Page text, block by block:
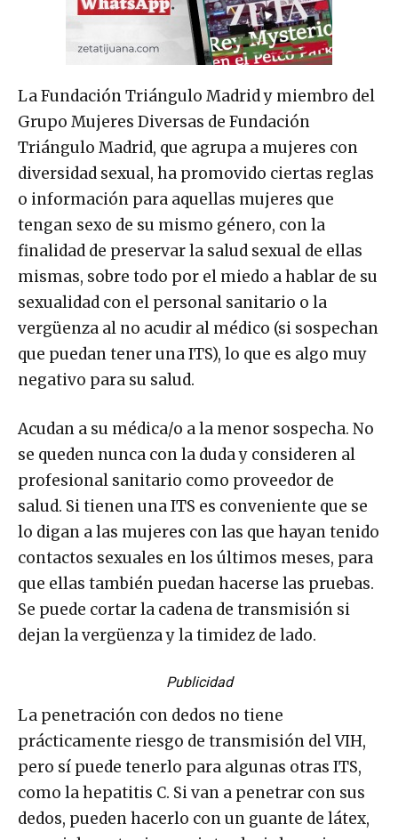
La Fundación Triángulo Madrid y miembro del
Grupo Mujeres Diversas de Fundación
Triángulo Madrid, que agrupa a mujeres con
diversidad sexual, ha promovido ciertas reglas
o información para aquellas mujeres que
tengan sexo de su mismo género, con la
finalidad de preservar la salud sexual de ellas
mismas, sobre todo por el miedo a hablar de su
sexualidad con el personal sanitario o la
vergüenza al no acudir al médico (si sospechan
que puedan tener una ITS), lo que es algo muy
negativo para su salud.
Acudan a su médica/o a la menor sospecha. No
se queden nunca con la duda y consideren al
profesional sanitario como proveedor de
salud. Si tienen una ITS es conveniente que se
lo digan a las mujeres con las que hayan tenido
contactos sexuales en los últimos meses, para
que ellas también puedan hacerse las pruebas.
Se puede cortar la cadena de transmisión si
dejan la vergüenza y la timidez de lado.
Publicidad
La penetración con dedos no tiene
prácticamente riesgo de transmisión del VIH,
pero sí puede tenerlo para algunas otras ITS,
como la hepatitis C. Si van a penetrar con sus
dedos, pueden hacerlo con un guante de látex,